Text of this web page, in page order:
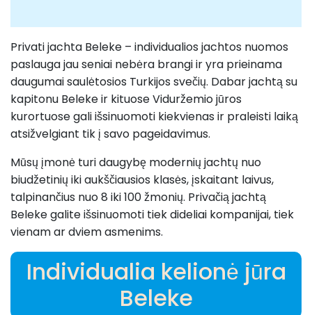
Privati jachta Beleke – individualios jachtos nuomos
paslauga jau seniai nebėra brangi ir yra prieinama
daugumai saulėtosios Turkijos svečių. Dabar jachtą su
kapitonu Beleke ir kituose Viduržemio jūros
kurortuose gali išsinuomoti kiekvienas ir praleisti laiką
atsižvelgiant tik į savo pageidavimus.
Mūsų įmonė turi daugybę modernių jachtų nuo
biudžetinių iki aukščiausios klasės, įskaitant laivus,
talpinančius nuo 8 iki 100 žmonių. Privačią jachtą
Beleke galite išsinuomoti tiek dideliai kompanijai, tiek
vienam ar dviem asmenims.
Individualia kelionė jūra
Beleke